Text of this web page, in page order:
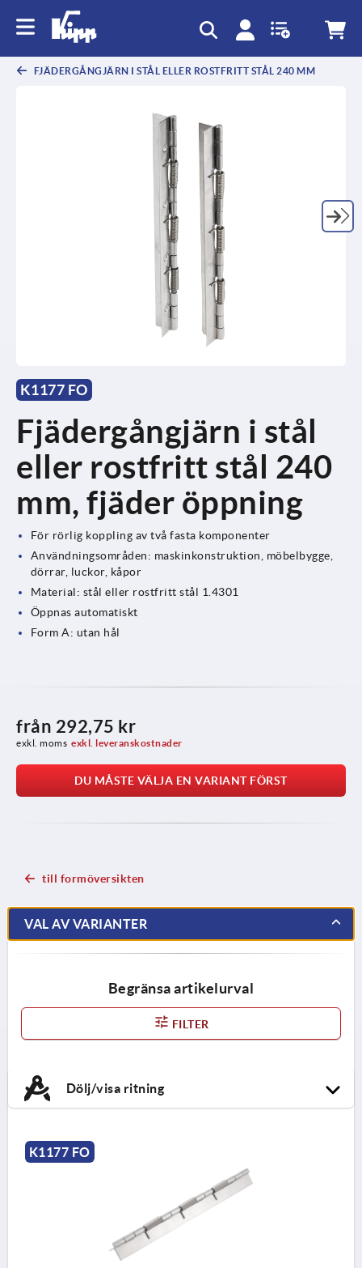
FJÄDERGÅNGJÄRN I STÅL ELLER ROSTFRITT STÅL 240 MM
K1177 FO
Fjädergångjärn i stål
eller rostfritt stål 240
mm, fjäder öppning
För rörlig koppling av två fasta komponenter
Användningsområden: maskinkonstruktion, möbelbygge,
dörrar, luckor, kåpor
Material: stål eller rostfritt stål 1.4301
Öppnas automatiskt
Form A: utan hål
från 292,75 kr
exkl. moms exkl. leveranskostnader
DU MÅSTE VÄLJA EN VARIANT FÖRST
till formöversikten
VAL AV VARIANTER
Begränsa artikelurval
FILTER
Dölj/visa ritning
K1177 FO